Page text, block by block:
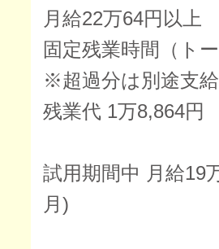
月給22万64円以上
固定残業時間（ト
※超過分は別途支
残業代 1万8,864円
試用期間中 月給19
月)